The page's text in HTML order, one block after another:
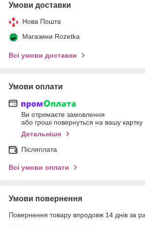
Умови доставки
Нова Пошта
Магазини Rozetka
Всі умови доставки
Умови оплати
Ви отримаєте замовлення
або гроші повернуться на вашу картку
Детальніше
Післяплата
Всі умови оплати
Умови повернення
Повернення товару впродовж 14 днів за